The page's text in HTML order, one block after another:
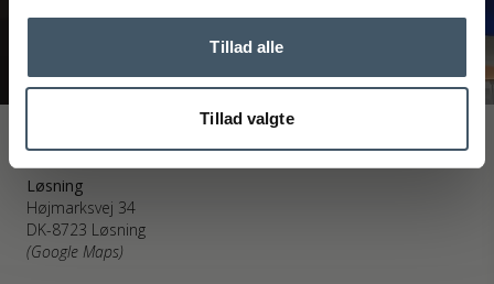
Tillad alle
Tillad valgte
Interiør A/S
Løsning
Højmarksvej 34
DK-8723 Løsning
(Google Maps)